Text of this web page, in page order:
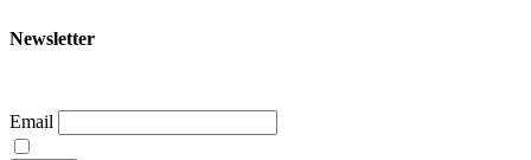
Newsletter
Email